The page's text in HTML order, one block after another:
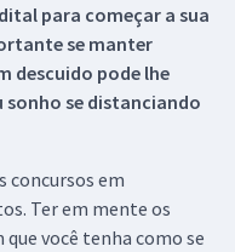
para começar a sua
se manter
descuido pode lhe
sonho se distanciando
concursos em
Ter em mente os
você tenha como se